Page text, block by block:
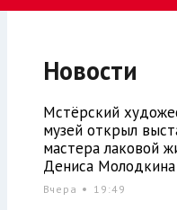
Новости
Мстёрский
музей открыл
мастера лаковой
Дениса Молодкина
Вчера 19:49